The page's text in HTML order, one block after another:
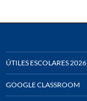
ÚTILES ESCOLARES 2026
GOOGLE CLASSROOM